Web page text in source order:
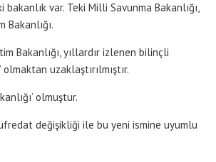
bakanlık var. Teki Milli Savunma Bakanlığı,
Bakanlığı.
Bakanlığı, yıllardır izlenen bilinçli
uzaklaştırılmıştır.
olmuştur.
değişikliği ile bu yeni ismine uyumlu